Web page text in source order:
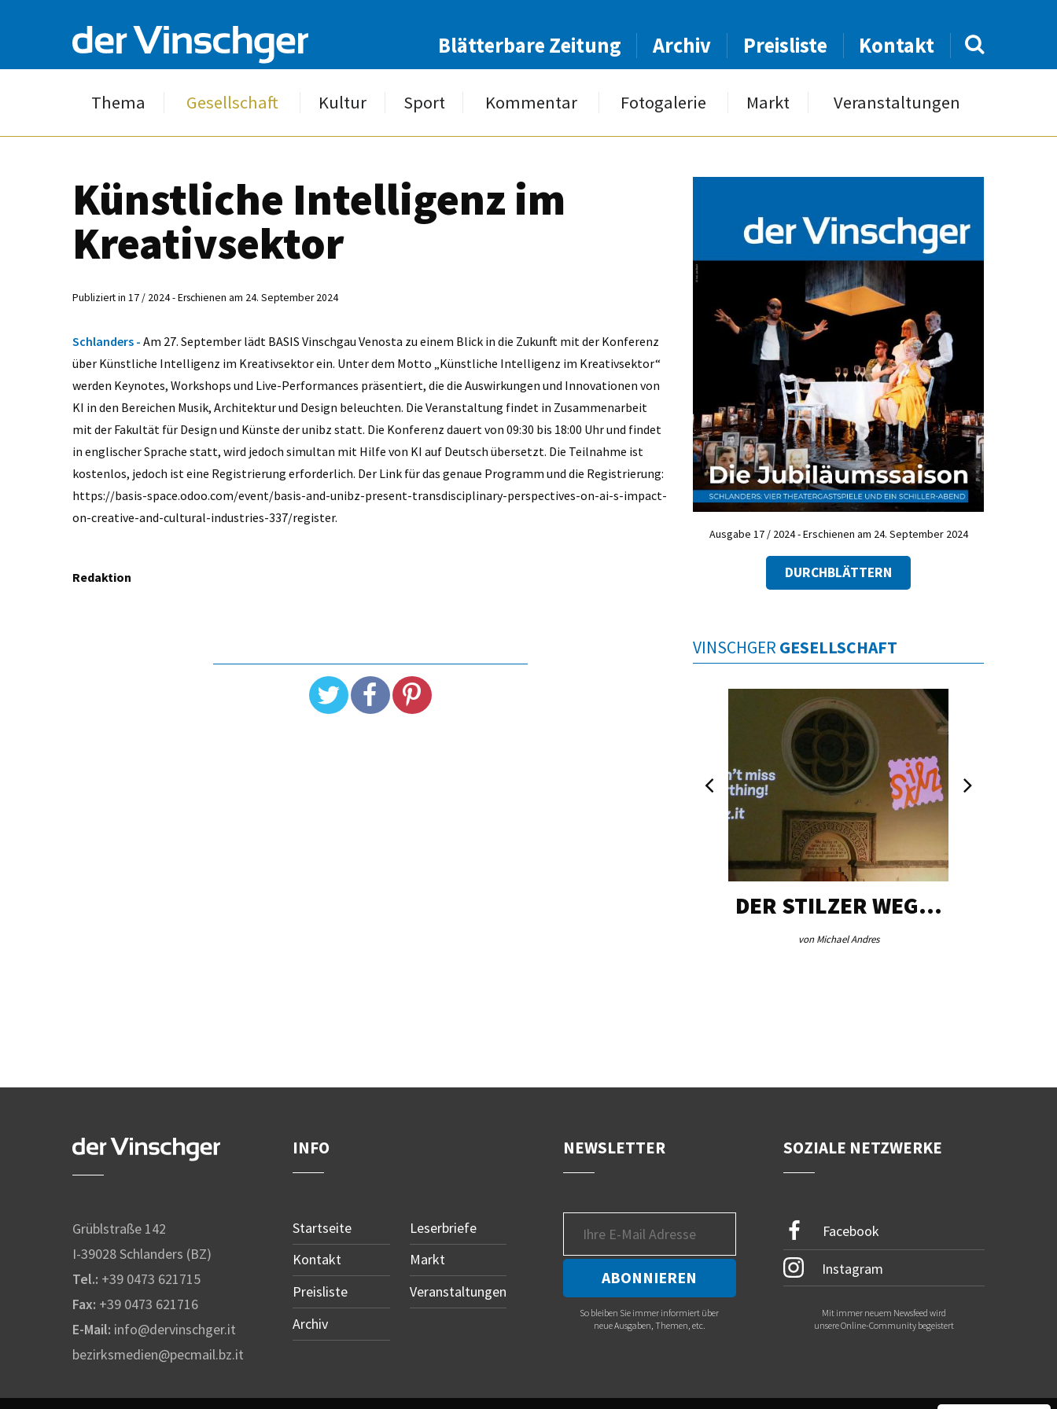
Blätterbare Zeitung Archiv Preisliste Kontakt
Thema Gesellschaft Kultur Sport Kommentar Fotogalerie Markt Veranstaltungen
Künstliche Intelligenz im
Kreativsektor
Publiziert in 17 / 2024 - Erschienen am 24. September 2024
Schlanders - Am 27. September lädt BASIS Vinschgau Venosta zu einem Blick in die Zukunft mit der Konferenz
über Künstliche Intelligenz im Kreativsektor ein. Unter dem Motto „Künstliche Intelligenz im Kreativsektor“
werden Keynotes, Workshops und Live-Performances präsentiert, die die Auswirkungen und Innovationen von
KI in den Bereichen Musik, Architektur und Design beleuchten. Die Veranstaltung findet in Zusammenarbeit
mit der Fakultät für Design und Künste der unibz statt. Die Konferenz dauert von 09:30 bis 18:00 Uhr und findet
in englischer Sprache statt, wird jedoch simultan mit Hilfe von KI auf Deutsch übersetzt. Die Teilnahme ist
kostenlos, jedoch ist eine Registrierung erforderlich. Der Link für das genaue Programm und die Registrierung:
https://basis-space.odoo.com/event/basis-and-unibz-present-transdisciplinary-perspectives-on-ai-s-impact-
on-creative-and-cultural-industries-337/register.
Redaktion
Ausgabe 17 / 2024 - Erschienen am 24. September 2024
DURCHBLÄTTERN
VINSCHGER GESELLSCHAFT
DER STILZER WEG…
von Michael Andres
Grüblstraße 142
I-39028 Schlanders (BZ)
Tel.: +39 0473 621715
Fax: +39 0473 621716
E-Mail: info@dervinschger.it
bezirksmedien@pecmail.bz.it
INFO
Startseite
Kontakt
Preisliste
Archiv
Leserbriefe
Markt
Veranstaltungen
NEWSLETTER
So bleiben Sie immer informiert über
neue Ausgaben, Themen, etc.
SOZIALE NETZWERKE
Facebook
Instagram
Mit immer neuem Newsfeed wird
unsere Online-Community begeistert